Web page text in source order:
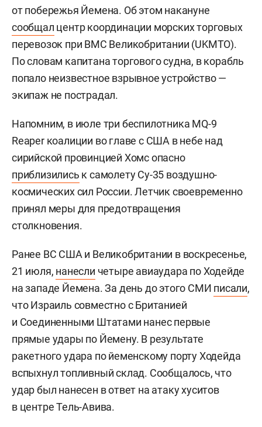
от побережья Йемена. Об этом накануне
сообщал центркоординации морских торговых
перевозок при ВМС Великобритании (UKMTO).
По словам капитана торгового судна, в корабль
попало неизвестное взрывное устройство —
экипаж не пострадал.
Напомним, в июле три беспилотника MQ-9
Reaper коалиции во главе с США в небе над
сирийской провинцией Хомс опасно
приблизились к самолету Су-35 воздушно-
космических сил России. Летчик своевременно
принял меры для предотвращения
столкновения.
Ранее ВС США и Великобритании в воскресенье,
21 июля, нанесли четыре авиаудара по Ходейде
на западе Йемена. За день до этого СМИ писали,
что Израиль совместно с Британией
и Соединенными Штатами нанес первые
прямые удары по Йемену. В результате
ракетного удара по йеменскому порту Ходейда
вспыхнул топливный склад. Сообщалось, что
удар был нанесен в ответ на атаку хуситов
в центре Тель-Авива.